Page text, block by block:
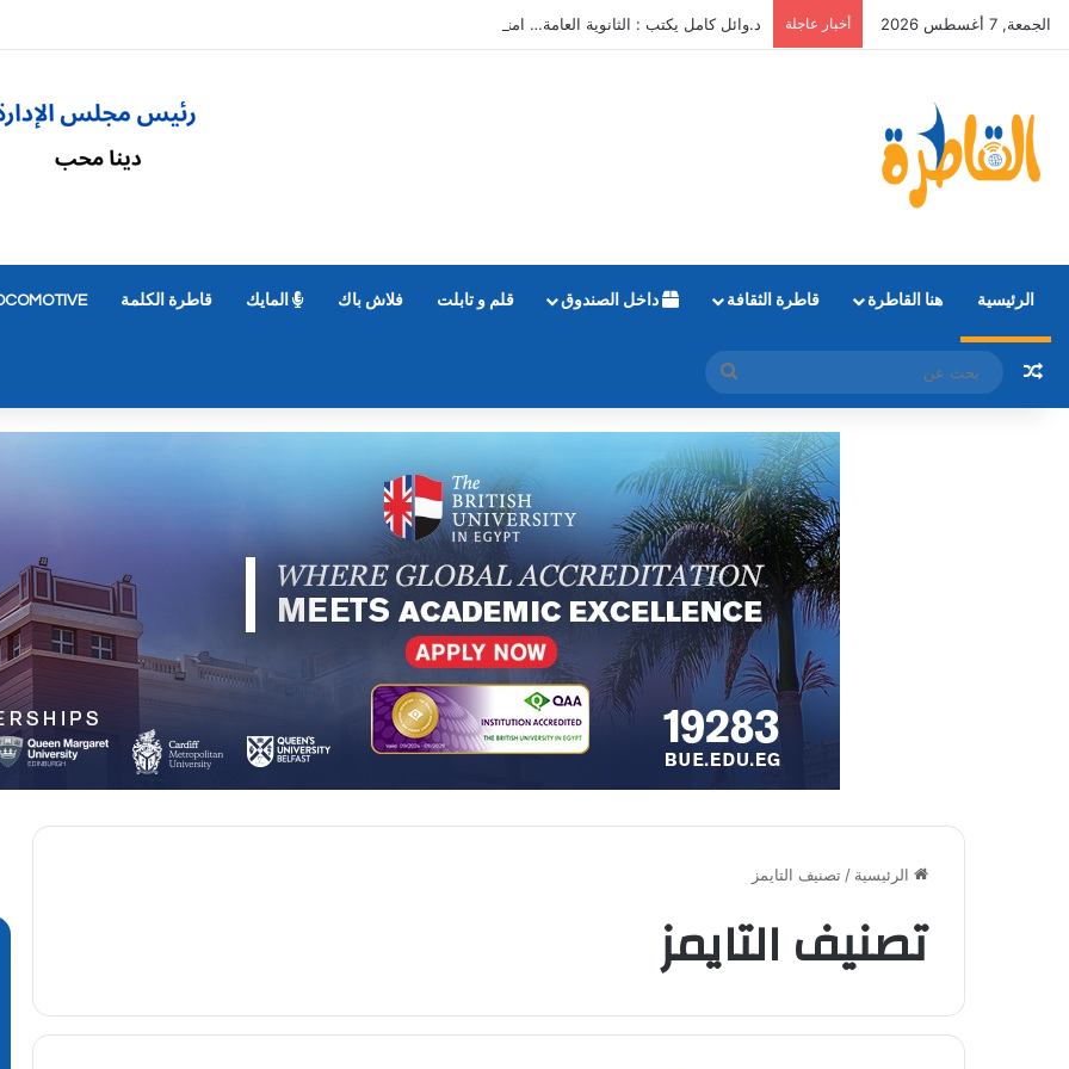
الجمعة, 7 أغسطس 2026 أخبار عاجلة د.وائل كامل يكتب : الثانوية العامة… امتحان يبحث عن «الإجابة الأصح» لا الصحيحة، وتنسيق يصادر الاختيار، وقدرة مالية
الرئيسية هنا القاطرة قاطرة الثقافة داخل الصندوق قلم و تابلت فلاش باك المايك قاطرة الكلمة
مقال عشوائي
بحث
عن
الرئيسية / تصنيف التايمز
تصنيف التايمز